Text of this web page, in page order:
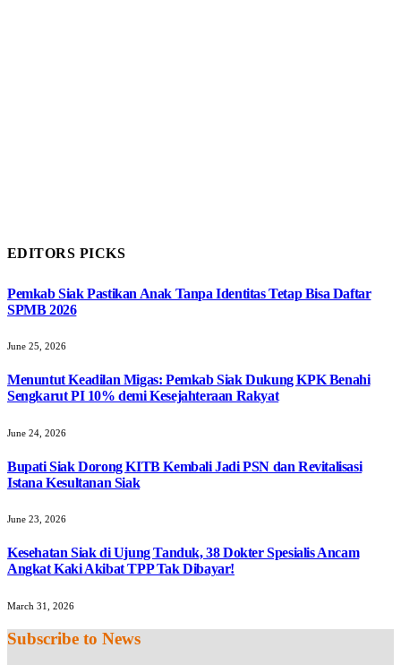
EDITORS PICKS
Pemkab Siak Pastikan Anak Tanpa Identitas Tetap Bisa Daftar
SPMB 2026
June 25, 2026
Menuntut Keadilan Migas: Pemkab Siak Dukung KPK Benahi
Sengkarut PI 10% demi Kesejahteraan Rakyat
June 24, 2026
Bupati Siak Dorong KITB Kembali Jadi PSN dan Revitalisasi
Istana Kesultanan Siak
June 23, 2026
Kesehatan Siak di Ujung Tanduk, 38 Dokter Spesialis Ancam
Angkat Kaki Akibat TPP Tak Dibayar!
March 31, 2026
Subscribe to News